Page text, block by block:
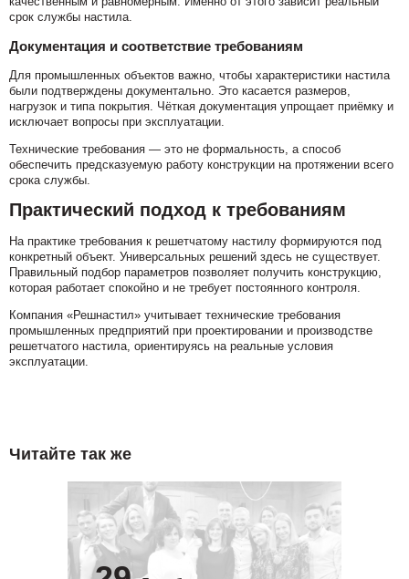
срок службы настила.
Документация и соответствие требованиям
Для промышленных объектов важно, чтобы характеристики настила
были подтверждены документально. Это касается размеров,
нагрузок и типа покрытия. Чёткая документация упрощает приёмку и
исключает вопросы при эксплуатации.
Технические требования — это не формальность, а способ
обеспечить предсказуемую работу конструкции на протяжении всего
срока службы.
Практический подход к требованиям
На практике требования к решетчатому настилу формируются под
конкретный объект. Универсальных решений здесь не существует.
Правильный подбор параметров позволяет получить конструкцию,
которая работает спокойно и не требует постоянного контроля.
Компания «Решнастил» учитывает технические требования
промышленных предприятий при проектировании и производстве
решетчатого настила, ориентируясь на реальные условия
эксплуатации.
Читайте так же